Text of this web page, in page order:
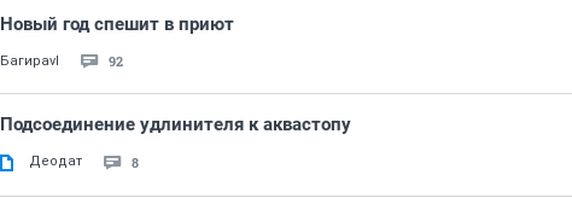
Новый год спешит в приют
Багираvl 92
Подсоединение удлинителя к аквастопу
Деодат 8